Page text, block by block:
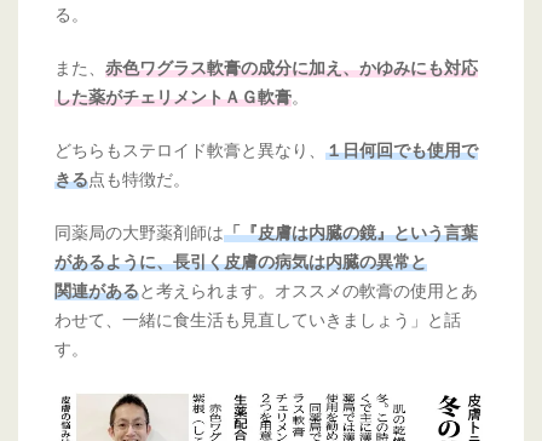
る。
また、 赤色ワグラス軟膏の成分に加え、かゆみにも対応
した薬がチェリメントＡＧ軟膏。
どちらもステロイド軟膏と異なり、 １日何回でも使用で
きる点も特徴だ。
同薬局の大野薬剤師は「『皮膚は内臓の鏡』という言葉
があるように、長引く皮膚の病気は内臓の異常と
関連があると考えられます。オススメの軟膏の使用とあ
わせて、一緒に食生活も見直していきましょう」と話
す。